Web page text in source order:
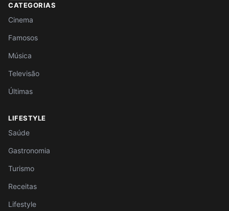
CATEGORIAS
Cinema
Famosos
Música
Televisão
Últimas
LIFESTYLE
Saúde
Gastronomia
Turismo
Receitas
Lifestyle